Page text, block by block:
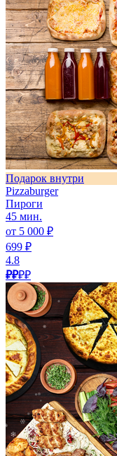
Подарок внутри
Pizzaburger
Пироги
45 мин.
от 5 000 ₽
699 ₽
4.8
₽₽₽₽